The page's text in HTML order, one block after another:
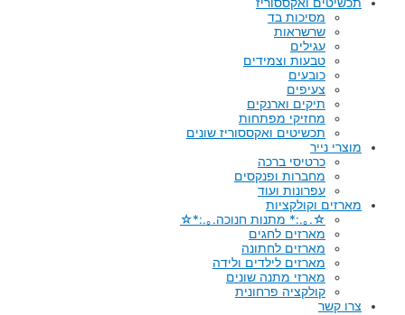
מסיכות בד
שרשראות
עגילים
טבעות וצמידים
כובעים
צעיפים
תיקים וארנקים
מחזיקי מפתחות
תכשיטים ואקססוריז שונים
מוצרי נייר
כרטיסי ברכה
מחברות ופנקסים
עפרונות ועוד
מארזים וקולקציות
☆.｡.:* מתנות חנוכה.｡.:*☆
מארזים לחגים
מארזים לחתונה
מארזים לילדים ולידה
מארזי מתנה שונים
קולקציה פרחונית
צרו קשר